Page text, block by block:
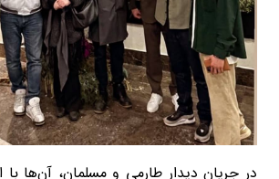
در جریان دیدار طارمی و مسلمان، آن‌ها با